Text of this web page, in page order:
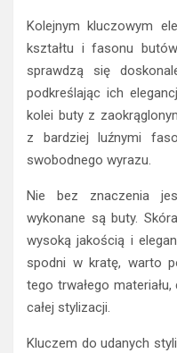
Kolejnym kluczowym
kształtu i fasonu
sprawdzą się
podkreślając ich
kolei buty z
z bardziej luźnymi
swobodnego wyrazu.
Nie bez znaczenia
wykonane są buty.
wysoką jakością i
spodni w kratę, warto
tego trwałego
całej stylizacji.
Kluczem do udanych